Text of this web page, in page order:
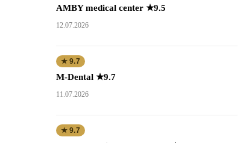
AMBY medical center ★9.5
12.07.2026
★ 9.7
M-Dental ★9.7
11.07.2026
★ 9.7